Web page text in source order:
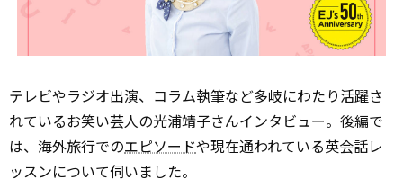
テレビやラジオ出演、コラム執筆など多岐にわたり活躍さ
れているお笑い芸人の光浦靖子さんインタビュー。後編で
は、海外旅行でのエピソードや現在通われている英会話レ
ッスンについて伺いました。